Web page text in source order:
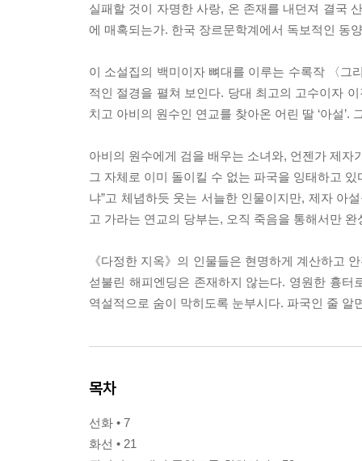
실패할 것이 자명한 사랑, 온 존재를 내던져 결국
에 매혹되는가. 한국 장르문학계에서 독보적인 동
이 소설집의 백미이자 뼈대를 이루는 수록작 〈그
적인 절경을 펼쳐 보인다. 당대 최고의 고수이자
치고 아비의 원수인 연교를 찾아온 어린 딸 ‘아설
아비의 원수에게 검을 배우는 소녀와, 언젠가 제
그 자체로 이미 돌이킬 수 없는 파국을 잉태하고
냐”고 체념하듯 웃는 서늘한 인물이지만, 제자 아
고 가라는 연교의 당부는, 오직 죽음을 통해서만
《다정한 지옥》의 인물들은 현명하게 계산하고
섣불린 해피엔딩은 존재하지 않는다. 영원한 흉
역설적으로 숨이 막히도록 눈부시다. 파국인 줄
목차
선화 • 7
화선 • 21